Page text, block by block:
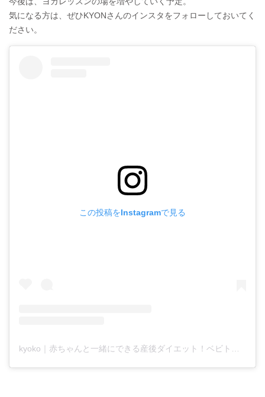
気になる方は、ぜひKYONさんのインスタをフォローしておいてく
ださい。
この投稿をInstagramで見る
kyoko｜赤ちゃんと一緒にできる産後ダイエット！ベビトレヨガ富士・富士宮(@kyoko.yoga2021)がシェアした投稿